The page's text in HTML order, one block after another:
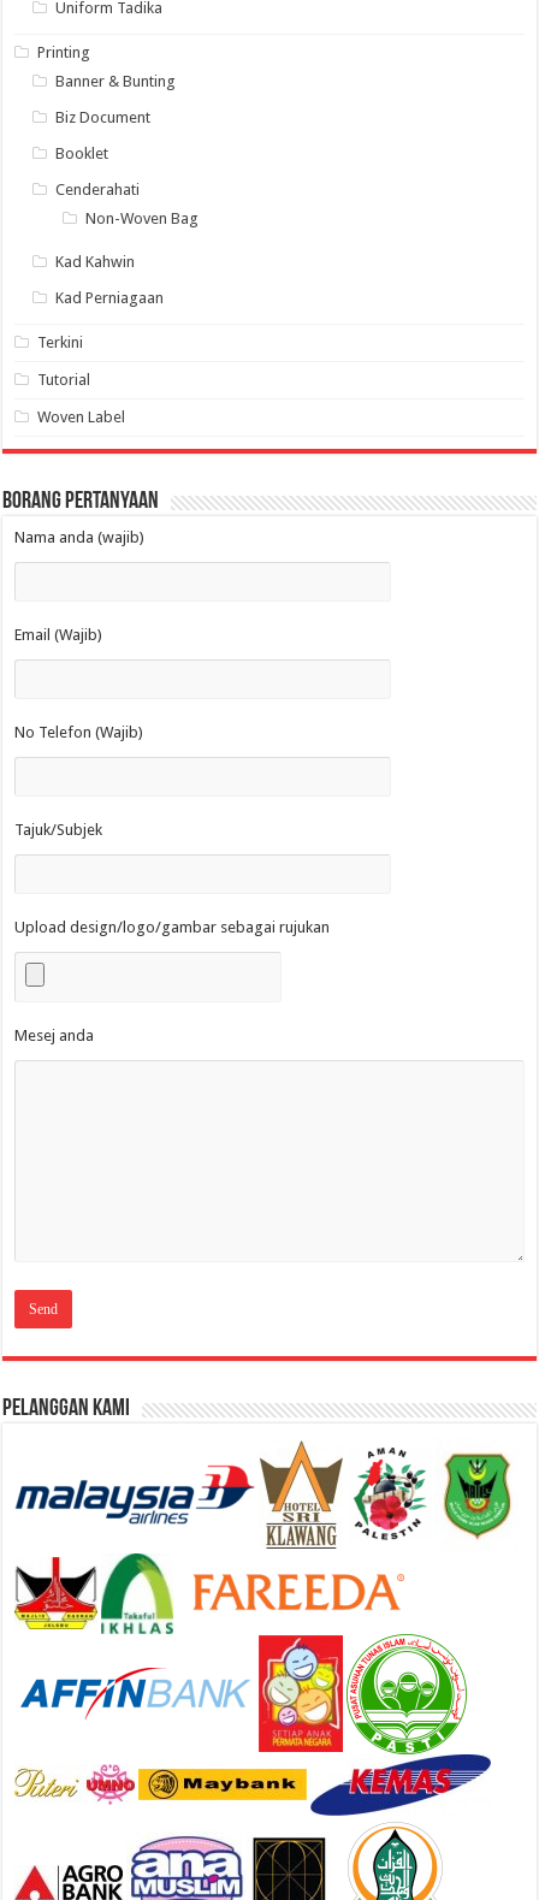
Uniform Tadika
Printing
Banner & Bunting
Biz Document
Booklet
Cenderahati
Non-Woven Bag
Kad Kahwin
Kad Perniagaan
Terkini
Tutorial
Woven Label
Borang Pertanyaan
Nama anda (wajib)
Email (Wajib)
No Telefon (Wajib)
Tajuk/Subjek
Upload design/logo/gambar sebagai rujukan
Mesej anda
Pelanggan Kami